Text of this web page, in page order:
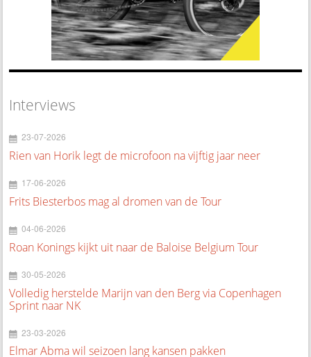
Interviews
23-07-2026
Rien van Horik legt de microfoon na vijftig jaar neer
17-06-2026
Frits Biesterbos mag al dromen van de Tour
04-06-2026
Roan Konings kijkt uit naar de Baloise Belgium Tour
30-05-2026
Volledig herstelde Marijn van den Berg via Copenhagen
Sprint naar NK
23-03-2026
Elmar Abma wil seizoen lang kansen pakken